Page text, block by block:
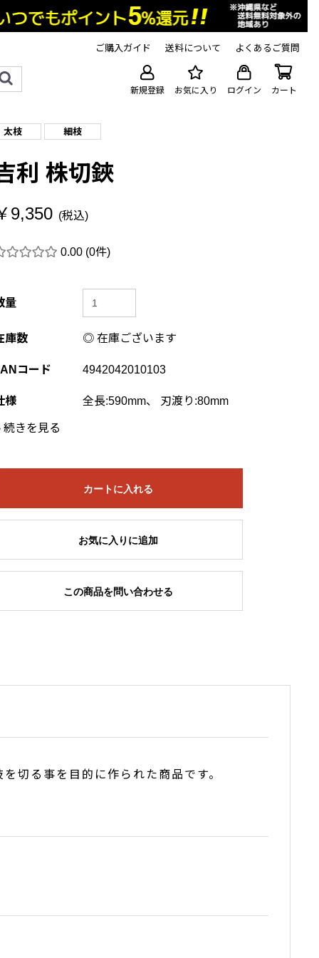
ご購入ガイド 送料について よくあるご質問
新規登録 お気に入り ログイン カート
太枝 細枝
利 株切鋏
9,350 (税込)
0.00 (0件)
量
庫数 ◎ 在庫ございます
コード 4942042010103
様 全長:590mm、 刃渡り:80mm
続きを見る
カートに入れる
お気に入りに追加
この商品を問い合わせる
切る事を目的に作られた商品です。